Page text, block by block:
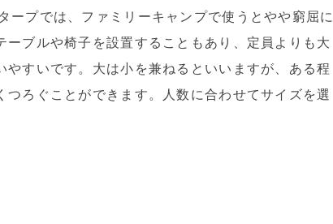
プでは、ファミリーキャンプで使うとやや窮屈に
ブルや椅子を設置することもあり、定員よりも大
すいです。大は小を兼ねるといいますが、ある程
ろぐことができます。人数に合わせてサイズを選